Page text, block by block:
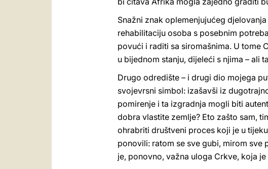
Snažni znak oplemenjujućeg
rehabilitaciju osoba s posebnim
povući i raditi sa siromašnima. U tome
u bijednom stanju, dijeleći s njima – ali
Drugo odredište – i drugi dio mojega
svojevrsni simbol: izašavši iz
pomirenje i ta izgradnja mogli biti
dobra vlastite zemlje? Eto zašto sam,
ohrabriti društveni proces koji je u
ponovili: ratom se sve gubi, mirom sve
je, ponovno, važna uloga Crkve, koja